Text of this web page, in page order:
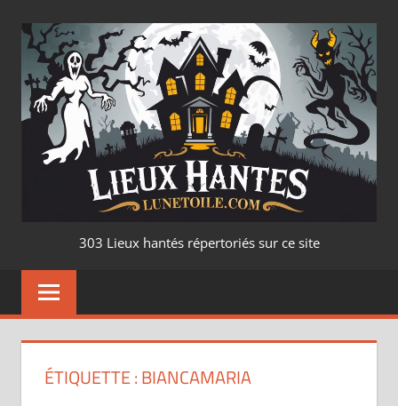
contenu
LIEUX
–
303 Lieux hantés répertoriés sur ce site
ÉTIQUETTE :BIANCAMARIA